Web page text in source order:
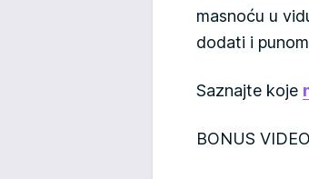
masnoću u
dodati i
Saznajte koje
BONUS